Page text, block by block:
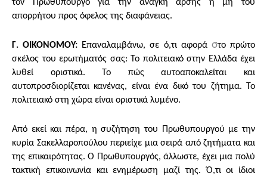
τον Πρωθυπουργό για την ανάγκη άρσης ή μη του
απορρήτου προς όφελος της διαφάνειας.
Γ. ΟΙΚΟΝΟΜΟΥ: Επαναλαμβάνω, σε ό,τι αφορά στο πρώτο
σκέλος του ερωτήματός σας: Το πολιτειακό στην Ελλάδα έχει
λυθεί οριστικά. Το πώς αυτοαποκαλείται και
αυτοπροσδιορίζεται κανένας, είναι ένα δικό του ζήτημα. Το
πολιτειακό στη χώρα είναι οριστικά λυμένο.
Από εκεί και πέρα, η συζήτηση του Πρωθυπουργού με την
κυρία Σακελλαροπούλου περιείχε μια σειρά από ζητήματα και
της επικαιρότητας. Ο Πρωθυπουργός, άλλωστε, έχει μια πολύ
τακτική επικοινωνία και ενημέρωση μαζί της. Ό,τι οι ίδιοι